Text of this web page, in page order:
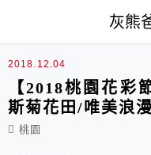
灰熊
2018.12.04
【2018桃園花彩
斯菊花田/唯美浪
桃園